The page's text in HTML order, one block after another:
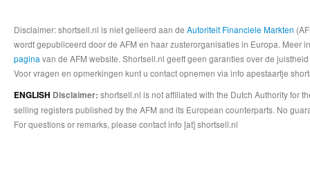
Disclaimer: shortsell.nl is niet gelieerd aan de Autoriteit Financiele Markten
wordt gepubliceerd door de AFM en haar zusterorganisaties in Europa.
pagina van de AFM website. Shortsell.nl geeft geen garanties over de
Voor vragen en opmerkingen kunt u contact opnemen via info apestaartje
ENGLISH Disclaimer: shortsell.nl is not affiliated with the Dutch Authority for
selling registers published by the AFM and its European counterparts. No
For questions or remarks, please contact info [at] shortsell.nl